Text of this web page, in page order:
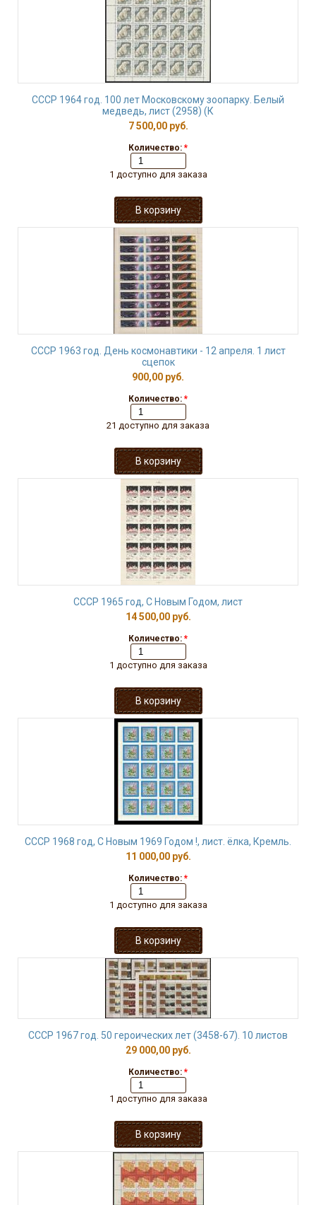
СССР 1964 год. 100 лет Московскому зоопарку. Белый
медведь, лист (2958) (К
7 500,00 руб.
Количество: *
1 доступно для заказа
СССР 1963 год. День космонавтики - 12 апреля. 1 лист
сцепок
900,00 руб.
Количество: *
21 доступно для заказа
СССР 1965 год, С Новым Годом, лист
14 500,00 руб.
Количество: *
1 доступно для заказа
СССР 1968 год, С Новым 1969 Годом !, лист. ёлка, Кремль.
11 000,00 руб.
Количество: *
1 доступно для заказа
СССР 1967 год. 50 героических лет (3458-67). 10 листов
29 000,00 руб.
Количество: *
1 доступно для заказа